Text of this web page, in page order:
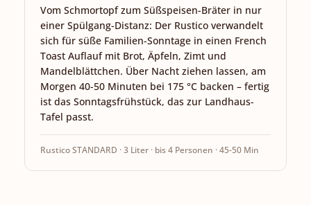
Vom Schmortopf zum Süßspeisen-Bräter in nur
einer Spülgang-Distanz: Der Rustico verwandelt
sich für süße Familien-Sonntage in einen French
Toast Auflauf mit Brot, Äpfeln, Zimt und
Mandelblättchen. Über Nacht ziehen lassen, am
Morgen 40-50 Minuten bei 175 °C backen – fertig
ist das Sonntagsfrühstück, das zur Landhaus-
Tafel passt.
Rustico STANDARD · 3 Liter · bis 4 Personen · 45-50 Min